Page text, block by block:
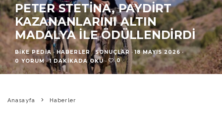
PETER STETINA, PAYDIRT
KAZANANLARINI ALTIN
MADALYA ILE ÖDÜLLENDIRDI
BIKE PEDIA · HABERLER SONUÇLAR · 18 MAYIS 2026 ·
0 YORUM · 1 DAKIKADA OKU · 0
Anasayfa Haberler